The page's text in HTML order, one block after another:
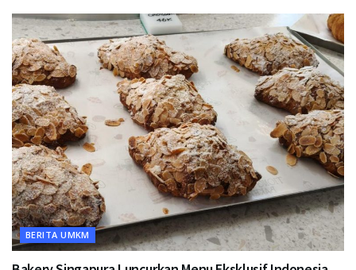
BERITA UMKM